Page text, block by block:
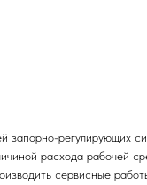
регулирующих
расхода
сервисные